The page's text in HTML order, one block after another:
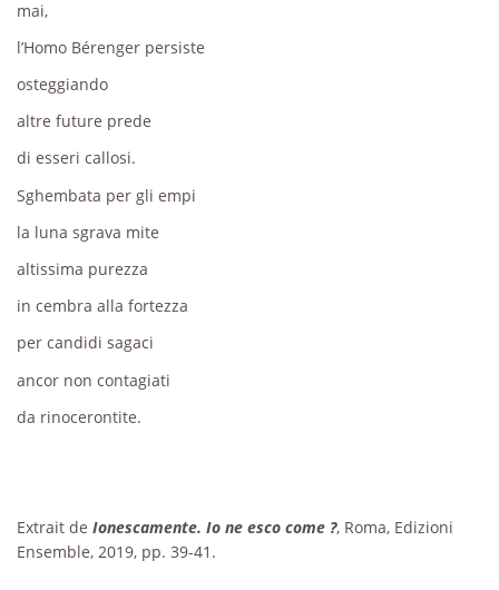
mai,
l’Homo Bérenger persiste
osteggiando
altre future prede
di esseri callosi.
Sghembata per gli empi
la luna sgrava mite
altissima purezza
in cembra alla fortezza
per candidi sagaci
ancor non contagiati
da rinocerontite.
Extrait de Ionescamente. Io ne esco come ?, Roma, Edizioni
Ensemble, 2019, pp. 39-41.